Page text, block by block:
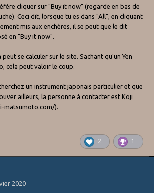
cliquer sur "Buy it now" (regarde en bas de
Ceci dit, lorsque tu es dans "All", en cliquant
mis aux enchères, il se peut que le dit
en "Buy it now".
se calculer sur le site. Sachant qu'un Yen
cela peut valoir le coup.
un instrument japonais particulier et que
ailleurs, la personne à contacter est Koji
).
2 1
2020